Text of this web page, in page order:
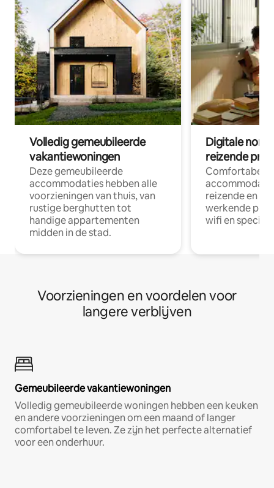
Volledig gemeubileerde
vakantiewoningen
Deze gemeubileerde
accommodaties hebben alle
voorzieningen van thuis, van
rustige berghutten tot
handige appartementen
midden in de stad.
Digitale
reizende
Comfortabele
reizende en
werkende
wifi en
Voorzieningen en voordelen voor
langere verblijven
Gemeubileerde vakantiewoningen
Volledig gemeubileerde woningen hebben een keuken
en andere voorzieningen om een maand of langer
comfortabel te leven. Ze zijn het perfecte alternatief
voor een onderhuur.